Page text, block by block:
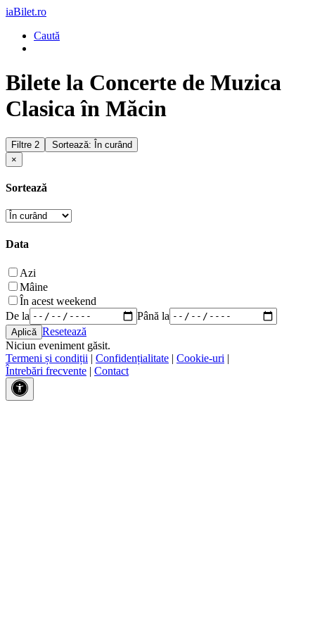
iaBilet.ro
Caută
Bilete la Concerte de Muzica
Clasica în Măcin
Filtre 2
Sortează: În curând
×
Sortează
Data
Azi
Mâine
În acest weekend
De la
Până la
Resetează
Niciun eveniment găsit.
Termeni și condiții | Confidențialitate | Cookie-uri |
Întrebări frecvente | Contact